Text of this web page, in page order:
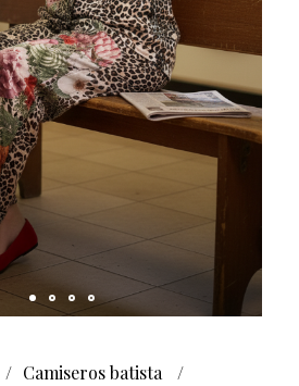
Camiseros batista